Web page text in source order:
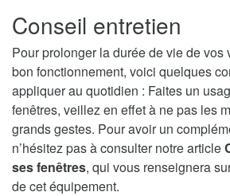
Conseil entretien
Pour prolonger la durée de vie de vos
bon fonctionnement, voici quelques
appliquer au quotidien : Faites un
fenêtres, veillez en effet à ne pas les
grands gestes. Pour avoir un
n’hésitez pas à consulter notre article
ses fenêtres, qui vous renseignera
de cet équipement.